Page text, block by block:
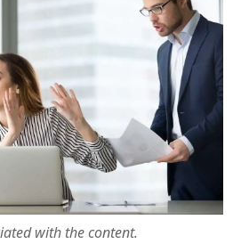
with the content.